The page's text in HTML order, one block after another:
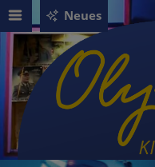
Neues